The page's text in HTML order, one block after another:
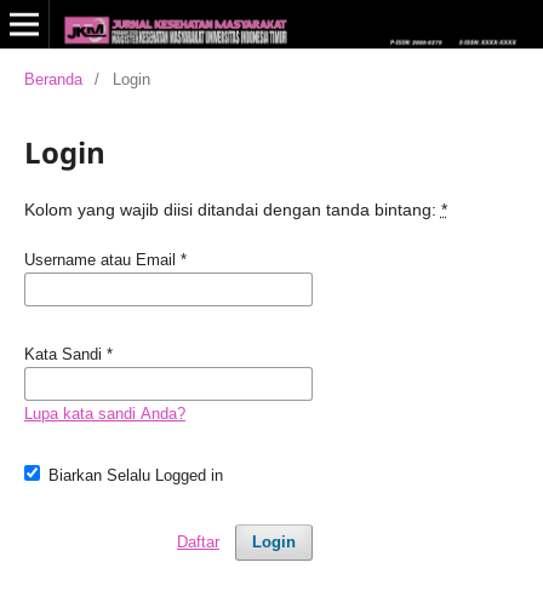
Beranda / Login
Login
Kolom yang wajib diisi ditandai dengan tanda bintang: *
Username atau Email *
Kata Sandi *
Lupa kata sandi Anda?
Biarkan Selalu Logged in
Login
Daftar